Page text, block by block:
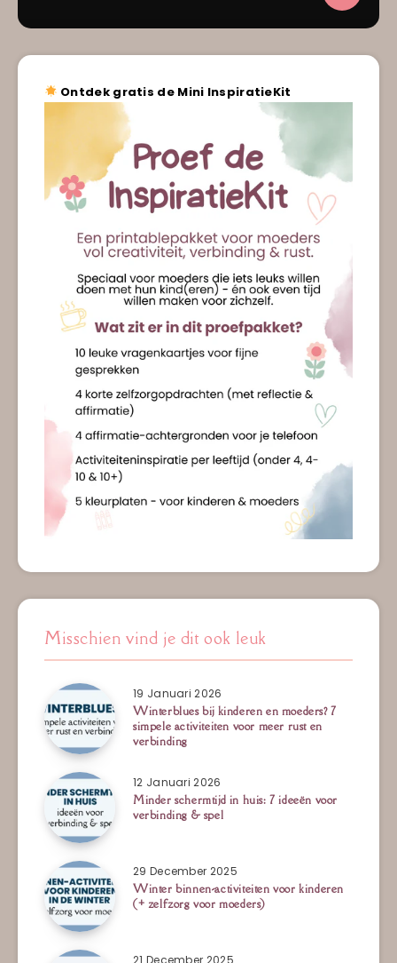
Ontdek gratis de Mini InspiratieKit
Misschien vind je dit ook leuk
19 Januari 2026
Winterblues bij kinderen en moeders? 7
simpele activiteiten voor meer rust en
verbinding
12 Januari 2026
Minder schermtijd in huis: 7 ideeën voor
verbinding & spel
29 December 2025
Winter binnen-activiteiten voor kinderen
(+ zelfzorg voor moeders)